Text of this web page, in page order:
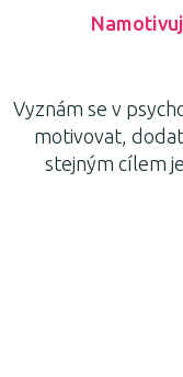
Vyznám se v
motivovat,
stejným cílem